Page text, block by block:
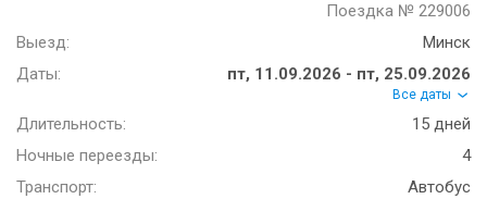
Поездка № 229006
Выезд:
Минск
Даты:
пт, 11.09.2026 - пт, 25.09.2026
Все даты
Длительность:
15 дней
Ночные переезды:
4
Транспорт:
Автобус